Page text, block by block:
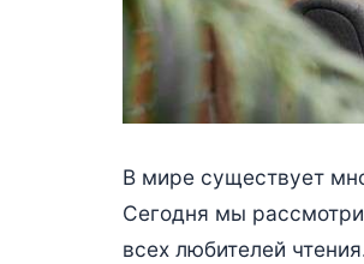
В мире существует
Сегодня мы
всех любителей